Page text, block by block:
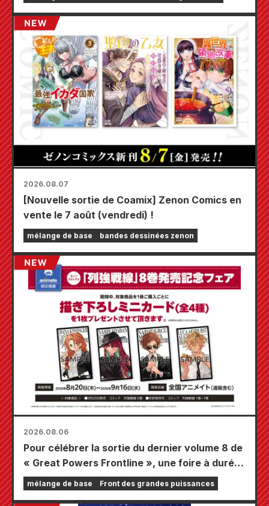
Kumamoto de 2026.
2026.08.07
[Nouvelle sortie de Coamix] Zenon Comics en
vente le 7 août (vendredi) !
mélange de base bandes dessinées zenon
2026.08.06
Pour célébrer la sortie du dernier volume 8 de
« Great Powers Frontline », une foire à durée
limitée se tiendra dans les magasins Animate
à travers le pays à partir du 20 août, où vous
mélange de base Front des grandes puissances